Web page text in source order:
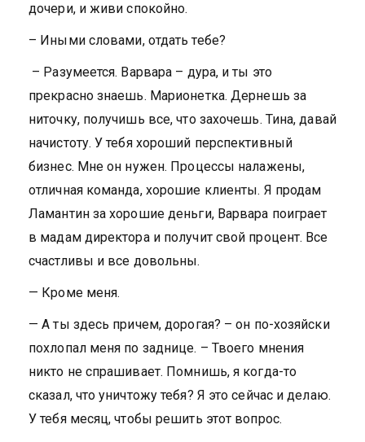
дочери, и живи спокойно.
– Иными словами, отдать тебе?
– Разумеется. Варвара – дура, и ты это
прекрасно знаешь. Марионетка. Дернешь за
ниточку, получишь все, что захочешь. Тина, давай
начистоту. У тебя хороший перспективный
бизнес. Мне он нужен. Процессы налажены,
отличная команда, хорошие клиенты. Я продам
Ламантин за хорошие деньги, Варвара поиграет
в мадам директора и получит свой процент. Все
счастливы и все довольны.
— Кроме меня.
— А ты здесь причем, дорогая? – он по-хозяйски
похлопал меня по заднице. – Твоего мнения
никто не спрашивает. Помнишь, я когда-то
сказал, что уничтожу тебя? Я это сейчас и делаю.
У тебя месяц, чтобы решить этот вопрос.